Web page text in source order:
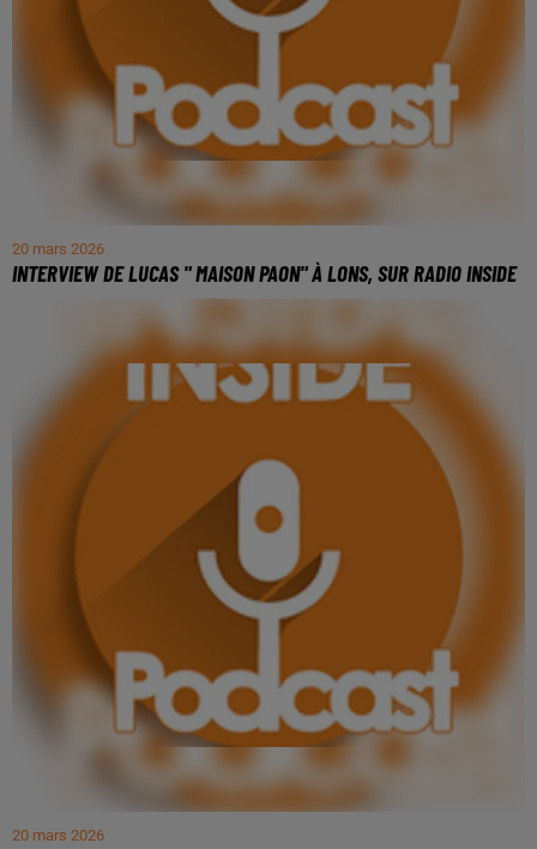
20 mars 2026
INTERVIEW DE LUCAS " MAISON PAON" À LONS, SUR RADIO INSIDE
20 mars 2026